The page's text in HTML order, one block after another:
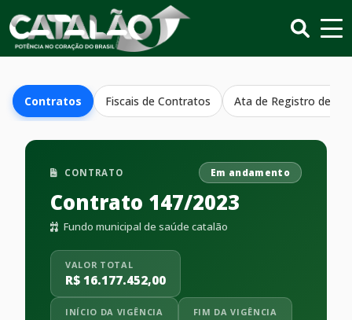
Contratos Fiscais de Contratos Ata de Registro de
CONTRATO Em andamento
Contrato 147/2023
Fundo municipal de saúde catalão
VALOR TOTAL
R$ 16.177.452,00
INÍCIO DA VIGÊNCIA FIM DA VIGÊNCIA